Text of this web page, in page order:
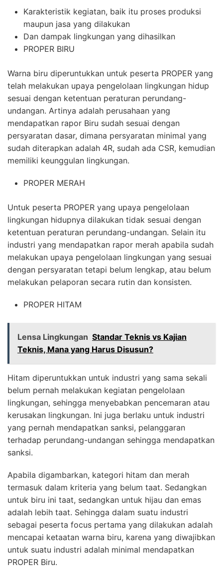
Karakteristik kegiatan, baik itu proses produksi
maupun jasa yang dilakukan
Dan dampak lingkungan yang dihasilkan
PROPER BIRU
Warna biru diperuntukkan untuk peserta PROPER yang
telah melakukan upaya pengelolaan lingkungan hidup
sesuai dengan ketentuan peraturan perundang-
undangan. Artinya adalah perusahaan yang
mendapatkan rapor Biru sudah sesuai dengan
persyaratan dasar, dimana persyaratan minimal yang
sudah diterapkan adalah 4R, sudah ada CSR, kemudian
memiliki keunggulan lingkungan.
PROPER MERAH
Untuk peserta PROPER yang upaya pengelolaan
lingkungan hidupnya dilakukan tidak sesuai dengan
ketentuan peraturan perundang-undangan. Selain itu
industri yang mendapatkan rapor merah apabila sudah
melakukan upaya pengelolaan lingkungan yang sesuai
dengan persyaratan tetapi belum lengkap, atau belum
melakukan pelaporan secara rutin dan konsisten.
PROPER HITAM
Lensa Lingkungan Standar Teknis vs Kajian
Teknis, Mana yang Harus Disusun?
Hitam diperuntukkan untuk industri yang sama sekali
belum pernah melakukan kegiatan pengelolaan
lingkungan, sehingga menyebabkan pencemaran atau
kerusakan lingkungan. Ini juga berlaku untuk industri
yang pernah mendapatkan sanksi, pelanggaran
terhadap perundang-undangan sehingga mendapatkan
sanksi.
Apabila digambarkan, kategori hitam dan merah
termasuk dalam kriteria yang belum taat. Sedangkan
untuk biru ini taat, sedangkan untuk hijau dan emas
adalah lebih taat. Sehingga dalam suatu industri
sebagai peserta focus pertama yang dilakukan adalah
mencapai ketaatan warna biru, karena yang diwajibkan
untuk suatu industri adalah minimal mendapatkan
PROPER Biru.